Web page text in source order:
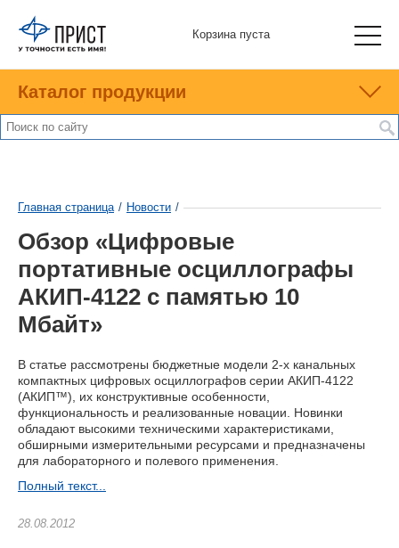
Корзина пуста
Каталог продукции
Главная страница / Новости /
Обзор «Цифровые
портативные осциллографы
АКИП-4122 с памятью 10
Мбайт»
В статье рассмотрены бюджетные модели 2-х канальных
компактных цифровых осциллографов серии АКИП-4122
(АКИП™), их конструктивные особенности,
функциональность и реализованные новации. Новинки
обладают высокими техническими характеристиками,
обширными измерительными ресурсами и предназначены
для лабораторного и полевого применения.
Полный текст...
28.08.2012